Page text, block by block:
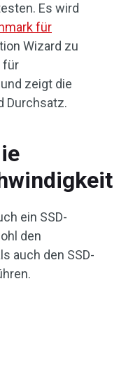
Es wird
für
Wizard zu
für
zeigt die
Durchsatz.
ein SSD-
den
auch den SSD-